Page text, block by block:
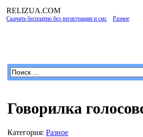
RELIZUA.COM
Скачать бесплатно без регистрации и смс Разное
Говорилка
Категория: Разное